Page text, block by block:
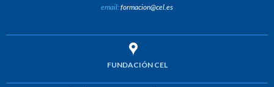
email:formacion@cel.es
FUNDACIÓN CEL